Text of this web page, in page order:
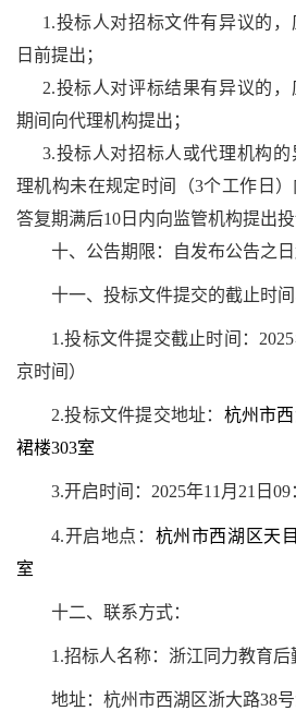
1.投标人对招标文件有异议的
日前提出；
2.投标人对评标结果有异议的
期间向代理机构提出；
3.投标人对招标人或代理机构
理机构未在规定时间（3个工作日
答复期满后10日内向监管机构提出投
十、公告期限：
自发布公告之日
十一、 投标文件提交的截止时
1.投标文件提交截止时间：
京时间）
2.投标文件提交地址： 杭州市
裙楼303室
3.开启时间：2025年11月21日09
4.开启地点： 杭州市西湖区天
室
十二、 联系方式：
1.招标人名称：浙江同力教育后
地址：杭州市西湖区浙大路38